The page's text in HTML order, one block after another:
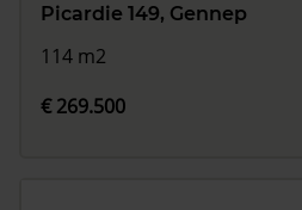
Picardie 149, Gennep
114 m2
€ 269.500